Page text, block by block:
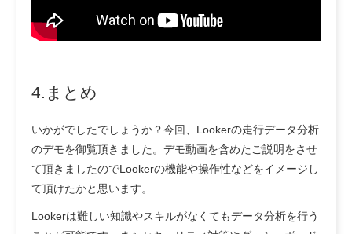
4.まとめ
いかがでしたでしょうか？今回、Lookerの走行データ分析
のデモを御覧頂きました。デモ動画を含めたご説明をさせ
て頂きましたのでLookerの機能や操作性などをイメージし
て頂けたかと思います。
Lookerは難しい知識やスキルがなくてもデータ分析を行う